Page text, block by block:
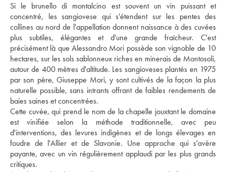
Si le brunello di montalcino est souvent un vin puissant et
concentré, les sangiovese qui s'étendent sur les pentes des
collines au nord de l'appellation donnent naissance à des cuvées
plus subtiles, élégantes et d'une grande fraîcheur. C'est
précisément là que Alessandro Mori possède son vignoble de 10
hectares, sur les sols sablonneux riches en minerais de Montosoli,
autour de 400 mètres d'altitude. Les sangioveses plantés en 1975
par son père, Giuseppe Mori, y sont cultivés de la façon la plus
naturelle possible, sans intrants offrant de faibles rendements de
baies saines et concentrées.
Cette cuvée, qui prend le nom de la chapelle jouxtant le domaine
est vinifiée selon la méthode traditionnelle, avec peu
d'interventions, des levures indigènes et de longs élevages en
foudre de l'Allier et de Slavonie. Une approche qui s'avère
payante, avec un vin régulièrement applaudi par les plus grands
critiques.